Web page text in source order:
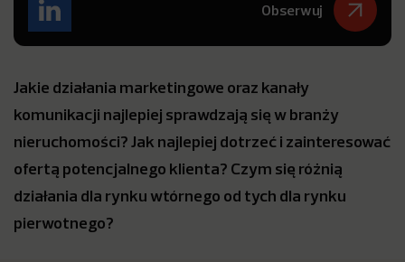
Obserwuj
Jakie działania marketingowe oraz kanały
komunikacji najlepiej sprawdzają się w branży
nieruchomości? Jak najlepiej dotrzeć i zainteresować
ofertą potencjalnego klienta? Czym się różnią
działania dla rynku wtórnego od tych dla rynku
pierwotnego?